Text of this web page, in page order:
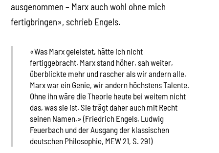
ausgenommen – Marx auch wohl ohne mich
fertigbringen», schrieb Engels.
«Was Marx geleistet, hätte ich nicht
fertiggebracht. Marx stand höher, sah weiter,
überblickte mehr und rascher als wir andern alle.
Marx war ein Genie, wir andern höchstens Talente.
Ohne ihn wäre die Theorie heute bei weitem nicht
das, was sie ist. Sie trägt daher auch mit Recht
seinen Namen.» (Friedrich Engels, Ludwig
Feuerbach und der Ausgang der klassischen
deutschen Philosophie, MEW 21, S. 291)